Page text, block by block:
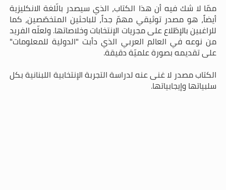
ممّا لا شك فيه أن هذا الكتاب، الذي سيصدر بالّلغة الانكليزية
أيضاً، هو مصدر توثيقي مهمّ جداً، للباحثين المتخصّصين، كما
للراغبين بالإطّلاع على مجريات الإنتخابات وخلاصاتها. ولعلّه الفريد
من نوعه في العالم العربي الذي دأبت "الدولية للمعلومات"
على تقديمه بصورة علميّة دقيقة.
الكتاب مصدر لا غنى عنه لدراسة التجربة الإنتخابية اللبنانية بكل
سلبياتها وإيجابياتها.